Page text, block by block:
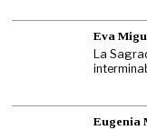
Eva
La
Eugenia